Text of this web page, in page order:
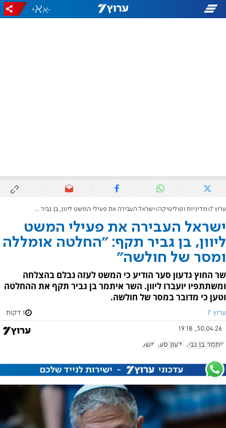
-
+
ערוץ 7 מדיניות ופוליטיקה ישראל העבירה את פעילי המשט ליוון, בן גביר תקף: "החלטה אומללה ומסר של חולשה"
ישראל העבירה את פעילי המשט
ליוון, בן גביר תקף: "החלטה אומללה
ומסר של חולשה"
שר החוץ גדעון סער הודיע כי המשט לעזה נבלם בהצלחה
ומשתתפיו יועברו ליוון. השר איתמר בן גביר תקף את ההחלטה
וטען כי מדובר במסר של חולשה.
ערוץ 7 1 דקות
30.04.26, 19:18
איתמר בן גביר גדעון סער משט